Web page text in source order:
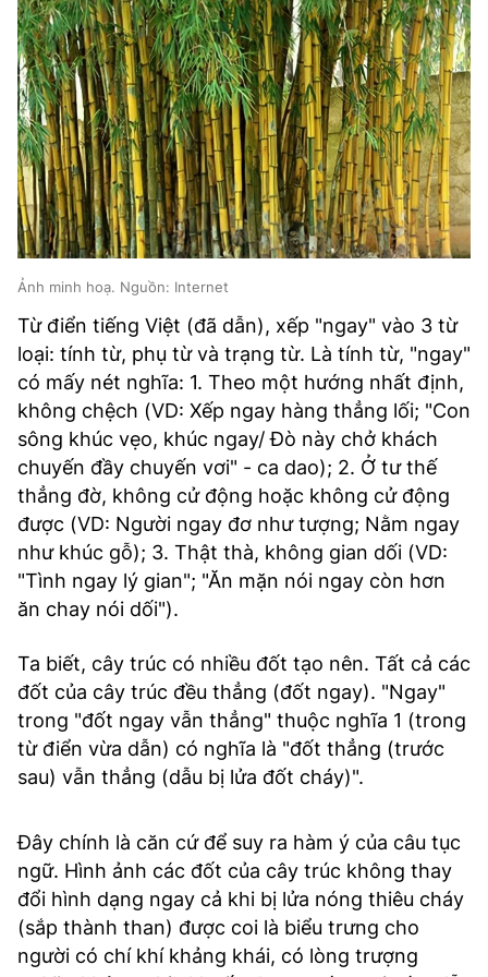
Ảnh minh hoạ. Nguồn: Internet
Từ điển tiếng Việt (đã dẫn), xếp "ngay" vào 3 từ
loại: tính từ, phụ từ và trạng từ. Là tính từ, "ngay"
có mấy nét nghĩa: 1. Theo một hướng nhất định,
không chệch (VD: Xếp ngay hàng thẳng lối; "Con
sông khúc vẹo, khúc ngay/ Đò này chở khách
chuyến đầy chuyến vơi" - ca dao); 2. Ở tư thế
thẳng đờ, không cử động hoặc không cử động
được (VD: Người ngay đơ như tượng; Nằm ngay
như khúc gỗ); 3. Thật thà, không gian dối (VD:
"Tình ngay lý gian"; "Ăn mặn nói ngay còn hơn
ăn chay nói dối").
Ta biết, cây trúc có nhiều đốt tạo nên. Tất cả các
đốt của cây trúc đều thẳng (đốt ngay). "Ngay"
trong "đốt ngay vẫn thẳng" thuộc nghĩa 1 (trong
từ điển vừa dẫn) có nghĩa là "đốt thẳng (trước
sau) vẫn thẳng (dẫu bị lửa đốt cháy)".
Đây chính là căn cứ để suy ra hàm ý của câu tục
ngữ. Hình ảnh các đốt của cây trúc không thay
đổi hình dạng ngay cả khi bị lửa nóng thiêu cháy
(sắp thành than) được coi là biểu trưng cho
người có chí khí khảng khái, có lòng trượng